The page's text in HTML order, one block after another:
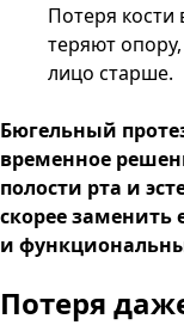
Потеря кости
теряют
лицо старше.
Бюгельный
временное
полости рта и
скорее заменить
и
Потеря